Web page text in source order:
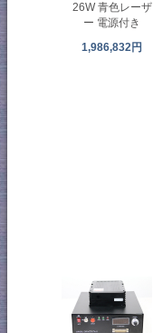
26W 青色レーザ
ー 電源付き
1,986,832円